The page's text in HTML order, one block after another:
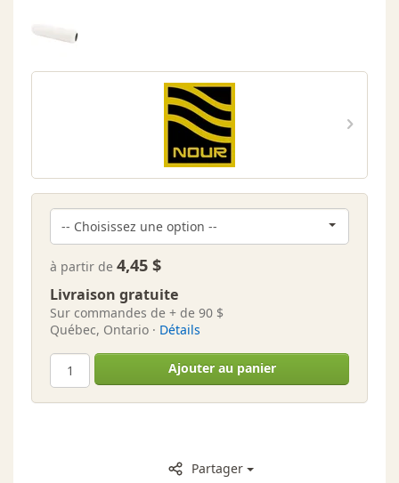
à partir de 4,45 $
Livraison gratuite
Sur commandes de + de 90 $
Québec, Ontario · Détails
Ajouter au panier
Partager